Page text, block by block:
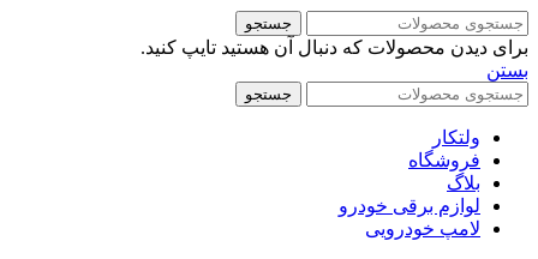
جستجو
برای دیدن محصولات که دنبال آن هستید تایپ کنید.
بستن
جستجو
ولتکار
فروشگاه
بلاگ
لوازم برقی خودرو
لامپ خودرویی